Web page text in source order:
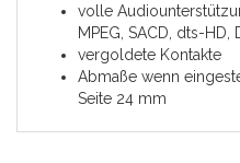
volle
MPEG, SACD, dts-
vergoldete Kontakte
Abmaße wenn
Seite 24 mm